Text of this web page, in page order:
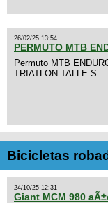
26/02/25 13:54
PERMUTO MTB
Permuto MTB
TRIATLON TALLE S.
Bicicletas
24/10/25 12:31
Giant MCM 980